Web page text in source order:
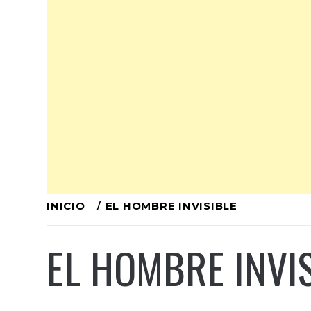
Ir
contenido
INICIO EL HOMBRE INVISIBLE
EL HOMBRE